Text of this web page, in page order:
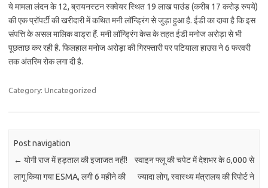
ये मामला लंदन के 12, ब्रायनस्टन स्क्वेयर स्थित 19 लाख पाउंड (करीब 17 करोड़ रुपये)
की एक प्रॉपर्टी की खरीदारी में कथित मनी लॉन्ड्रिंग से जुड़ा हुआ है. ईडी का दावा है कि इस
संपत्ति के असल मालिक वाड्रा हैं. मनी लॉन्ड्रिंग केस के तहत ईडी मनोज अरोड़ा से भी
पूछताछ कर रही है. फिलहाल मनोज अरोड़ा की गिरफ्तारी पर पटियाला हाउस ने 6 फरवरी
तक अंतरिम रोक लगा दी है.
Category: Uncategorized
Post navigation
← योगी राज में हड़ताल की इजाजत नहीं!
लागू किया गया ESMA, लगी 6 महीने की
स्वाइन फ्लू की चपेट में देशभर के 6,000 से
ज्यादा लोग, स्वास्थ्य मंत्रालय की रिपोर्ट ने